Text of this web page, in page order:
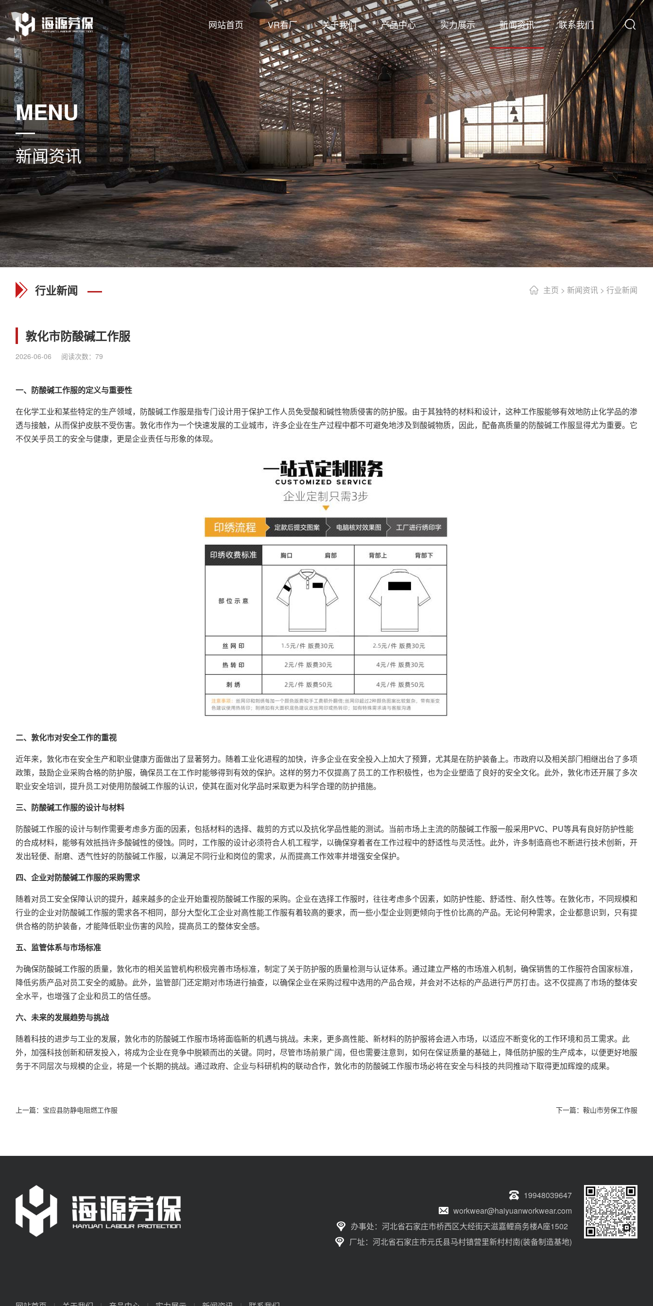
网站首页 VR看厂 关于我们 产品中心 实力展示 新闻资讯 联系我们
MENU
新闻资讯
主页 > 新闻资讯 > 行业新闻
行业新闻
敦化市防酸碱工作服
2026-06-06 阅读次数： 79
一、 防酸碱工作服的定义与重要性
在化学工业和某些特定的生产领域，防酸碱工作服是指专门设计用于保护工作人员免受酸和碱性物质侵害的防护服。由于其独特的材料和设计，这种工作服能够有效地防止化学品的渗
透与接触，从而保护皮肤不受伤害。敦化市作为一个快速发展的工业城市，许多企业在生产过程中都不可避免地涉及到酸碱物质，因此，配备高质量的防酸碱工作服显得尤为重要。它
不仅关乎员工的安全与健康，更是企业责任与形象的体现。
二、敦化市对安全工作的重视
近年来，敦化市在安全生产和职业健康方面做出了显著努力。随着工业化进程的加快，许多企业在安全投入上加大了预算，尤其是在防护装备上。市政府以及相关部门相继出台了多项
政策，鼓励企业采购合格的防护服，确保员工在工作时能够得到有效的保护。这样的努力不仅提高了员工的工作积极性，也为企业塑造了良好的安全文化。此外，敦化市还开展了多次
职业安全培训，提升员工对使用防酸碱工作服的认识，使其在面对化学品时采取更为科学合理的防护措施。
三、防酸碱工作服的设计与材料
防酸碱工作服的设计与制作需要考虑多方面的因素，包括材料的选择、裁剪的方式以及抗化学品性能的测试。当前市场上主流的防酸碱工作服一般采用PVC、PU等具有良好防护性能
的合成材料，能够有效抵挡许多酸碱性的侵蚀。同时，工作服的设计必须符合人机工程学，以确保穿着者在工作过程中的舒适性与灵活性。此外，许多制造商也不断进行技术创新，开
发出轻便、耐磨、透气性好的防酸碱工作服，以满足不同行业和岗位的需求，从而提高工作效率并增强安全保护。
四、企业对防酸碱工作服的采购需求
随着对员工安全保障认识的提升，越来越多的企业开始重视防酸碱工作服的采购。企业在选择工作服时，往往考虑多个因素，如防护性能、舒适性、耐久性等。在敦化市，不同规模和
行业的企业对防酸碱工作服的需求各不相同，部分大型化工企业对高性能工作服有着较高的要求，而一些小型企业则更倾向于性价比高的产品。无论何种需求，企业都意识到，只有提
供合格的防护装备，才能降低职业伤害的风险，提高员工的整体安全感。
五、监管体系与市场标准
为确保防酸碱工作服的质量，敦化市的相关监管机构积极完善市场标准，制定了关于防护服的质量检测与认证体系。通过建立严格的市场准入机制，确保销售的工作服符合国家标准，
降低劣质产品对员工安全的威胁。此外，监管部门还定期对市场进行抽查，以确保企业在采购过程中选用的产品合规，并会对不达标的产品进行严厉打击。这不仅提高了市场的整体安
全水平，也增强了企业和员工的信任感。
六、未来的发展趋势与挑战
随着科技的进步与工业的发展，敦化市的防酸碱工作服市场将面临新的机遇与挑战。未来，更多高性能、新材料的防护服将会进入市场，以适应不断变化的工作环境和员工需求。此
外，加强科技创新和研发投入，将成为企业在竞争中脱颖而出的关键。同时，尽管市场前景广阔，但也需要注意到，如何在保证质量的基础上，降低防护服的生产成本，以便更好地服
务于不同层次与规模的企业，将是一个长期的挑战。通过政府、企业与科研机构的联动合作，敦化市的防酸碱工作服市场必将在安全与科技的共同推动下取得更加辉煌的成果。
上一篇： 宝应县防静电阻燃工作服 下一篇： 鞍山市劳保工作服
19948039647
workwear@haiyuanworkwear.com
办事处：河北省石家庄市桥西区大经街天滋嘉鲤商务楼A座1502
厂址：河北省石家庄市元氏县马村镇营里新村村南(装备制造基地)